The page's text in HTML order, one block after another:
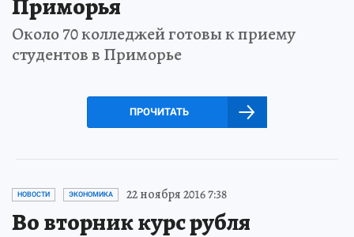
Приморья
Около 70 колледжей готовы к приему
студентов в Приморье
ПРОЧИТАТЬ
НОВОСТИ ЭКОНОМИКА 22 ноября 2016 7:38
Во вторник курс рубля